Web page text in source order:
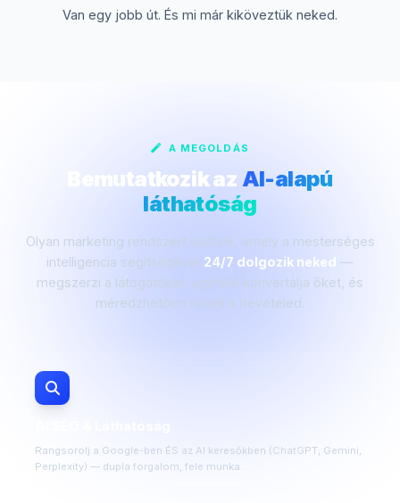
Van egy jobb út. És mi már kiköveztük neked.
A MEGOLDÁS
Bemutatkozik az AI-alapú
láthatóság
Olyan marketing rendszert építünk, amely a mesterséges
intelligencia segítségével 24/7 dolgozik neked —
megszerzi a látogatókat, ügyféllé konvertálja őket, és
méredzhetően növeli a bevételed.
Rangsorolj a Google-ben ÉS az AI keresőkben (ChatGPT, Gemini,
Perplexity) — dupla forgalom, fele munka.